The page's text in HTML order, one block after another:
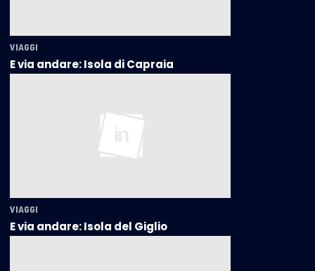
VIAGGI
E via andare: Isola di Capraia
VIAGGI
E via andare: Isola del Giglio